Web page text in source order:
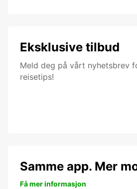
Eksklusive tilbud
Meld deg på vårt nyhetsbrev
reisetips!
Samme app. Mer
Få mer informasjon